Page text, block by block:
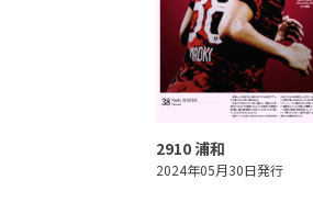
2910 浦和
2024年05月30日発行